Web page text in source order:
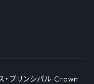
・プリンシパル Crown